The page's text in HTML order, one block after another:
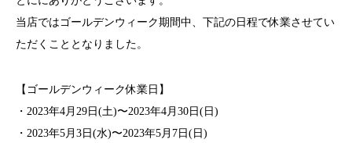
当店ではゴールデンウィーク期間中、下記の日程で休業させてい
ただくこととなりました。
【ゴールデンウィーク休業日】
・2023年4月29日(土)〜2023年4月30日(日)
・2023年5月3日(水)〜2023年5月7日(日)